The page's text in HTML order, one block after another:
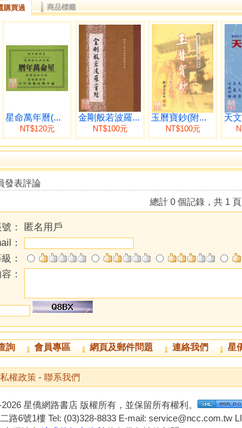
購買過 商品標籤
星命萬年曆(...
NT$120元
金剛般若波羅...
NT$100元
玉曆寶鈔(附...
NT$100元
天
發表評論
總計 0 個記錄，共 1 頁
：
匿名用戶
：
：
：
詢 會員專區 網頁及郵件問題 連絡我們 星
權政策 - 聯系我們
星僑網路書店 版權所有，並保留所有權利。
路6號1樓 Tel: (03)328-8833 E-mail: service@ncc.com.tw